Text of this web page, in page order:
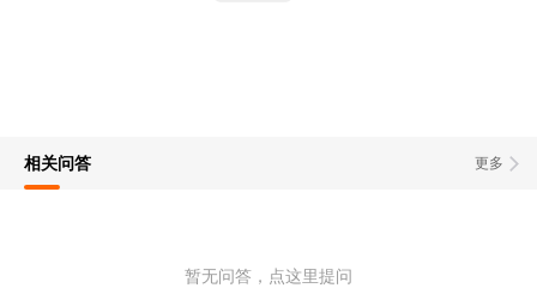
更多
相关问答
暂无问答，点这里提问